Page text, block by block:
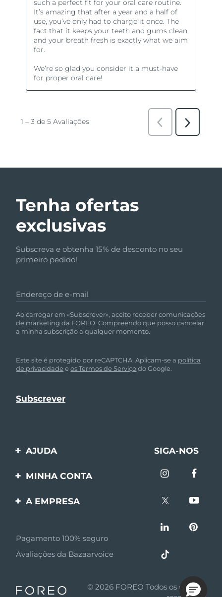
Tenha ofertas
exclusivas
Subscreva e obtenha 15% de desconto no seu
primeiro pedido!
Endereço de e-mail
Ao carregar em «Subscrever», aceito receber comunicações
de marketing da FOREO. Compreendo que posso cancelar
a minha subscrição a qualquer momento.
Este site é protegido por reCAPTCHA. Aplicam-se a política
de privacidade eos Termos de Serviçodo Google.
AJUDA
Entre em contato
SIGA-NOS
MINHA CONTA
Registro de produto
A EMPRESA
Afiliados
Notícias de afiliados
Pagamento 100% seguro
Avaliações da Bazaarvoice
© 2026 FOREO Todos os direitos